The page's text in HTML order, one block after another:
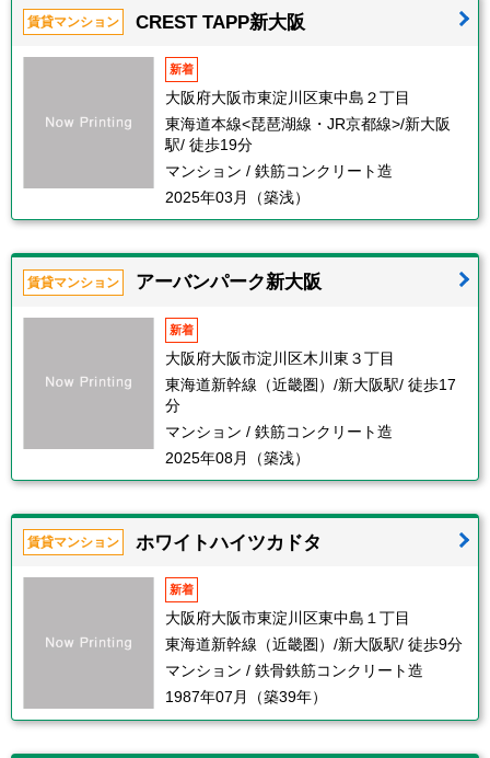
賃貸マンション CREST TAPP新大阪
新着
大阪府大阪市東淀川区東中島２丁目
東海道本線<琵琶湖線・JR京都線>/新大阪
駅/ 徒歩19分
マンション / 鉄筋コンクリート造
2025年03月（築浅）
賃貸マンション アーバンパーク新大阪
新着
大阪府大阪市淀川区木川東３丁目
東海道新幹線（近畿圏）/新大阪駅/ 徒歩17
分
マンション / 鉄筋コンクリート造
2025年08月（築浅）
賃貸マンション ホワイトハイツカドタ
新着
大阪府大阪市東淀川区東中島１丁目
東海道新幹線（近畿圏）/新大阪駅/ 徒歩9分
マンション / 鉄骨鉄筋コンクリート造
1987年07月（築39年）